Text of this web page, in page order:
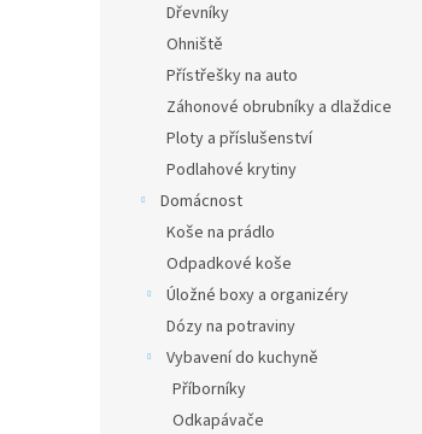
Dřevníky
Ohniště
Přístřešky na auto
Záhonové obrubníky a dlaždice
Ploty a příslušenství
Podlahové krytiny
Domácnost
Koše na prádlo
Odpadkové koše
Úložné boxy a organizéry
Dózy na potraviny
Vybavení do kuchyně
Příborníky
Odkapávače